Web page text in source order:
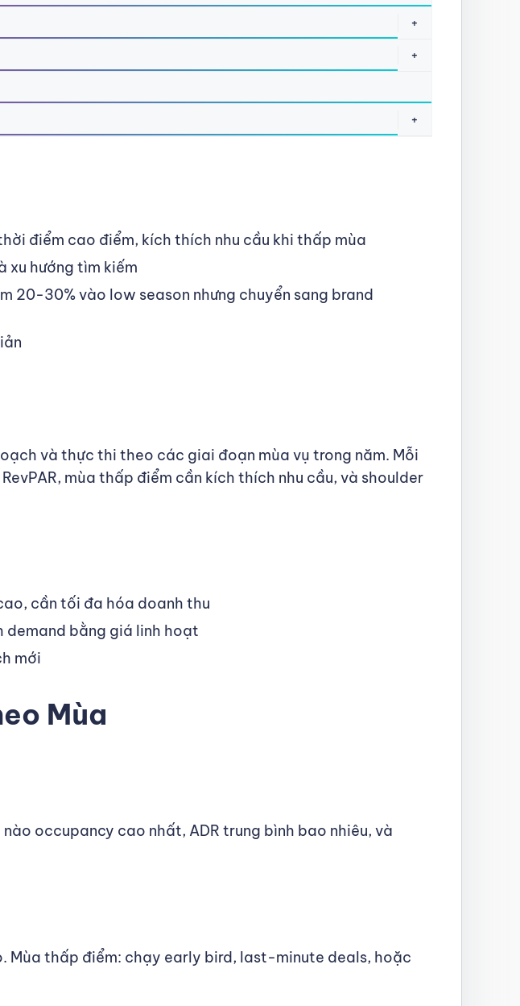
+
+
+
điểm cao điểm, kích thích nhu cầu khi thấp mùa
xu hướng tìm kiếm
20-30% vào low season nhưng chuyển sang brand
và thực thi theo các giai đoạn mùa vụ trong năm. Mỗi
mùa thấp điểm cần kích thích nhu cầu, và shoulder
cần tối đa hóa doanh thu
demand bằng giá linh hoạt
mới
Mùa
occupancy cao nhất, ADR trung bình bao nhiêu, và
Mùa thấp điểm: chạy early bird, last-minute deals, hoặc